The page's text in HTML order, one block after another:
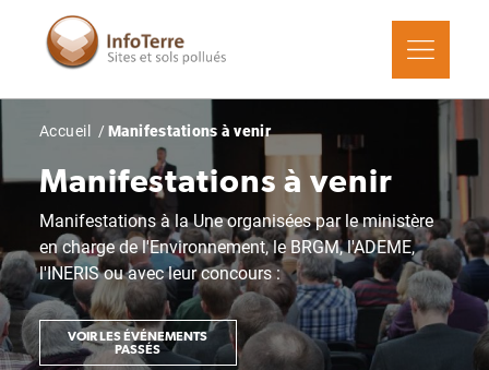
contenu
Fil
Accueil Manifestations à venir
Manifestations à venir
Manifestations à la Une organisées par le ministère
en charge de l'Environnement, le BRGM, l'ADEME,
l'INERIS ou avec leur concours :
VOIR LES ÉVÉNEMENTS
PASSÉS